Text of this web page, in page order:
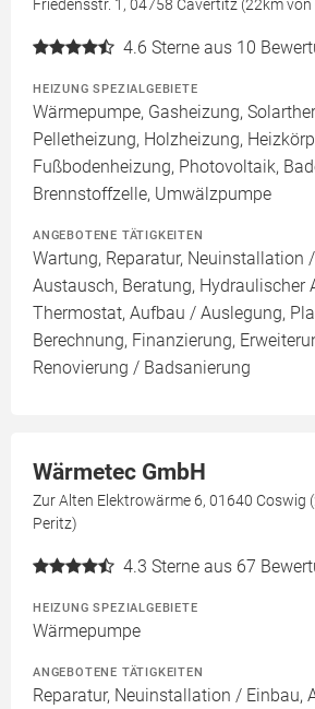
Friedensstr. 1, 04758 Cavertitz (22km
4.6 Sterne aus 10
HEIZUNG SPEZIALGEBIETE
Wärmepumpe, Gasheizung,
Pelletheizung, Holzheizung,
Fußbodenheizung, Photovoltaik,
Brennstoffzelle, Umwälzpumpe
ANGEBOTENE TÄTIGKEITEN
Wartung, Reparatur, Neuinstallation
Austausch, Beratung, Hydraulischer
Thermostat, Aufbau / Auslegung,
Berechnung, Finanzierung,
Renovierung / Badsanierung
Wärmetec GmbH
Zur Alten Elektrowärme 6, 01640 Coswig
Peritz)
4.3 Sterne aus 67
HEIZUNG SPEZIALGEBIETE
Wärmepumpe
ANGEBOTENE TÄTIGKEITEN
Reparatur, Neuinstallation / Einbau,